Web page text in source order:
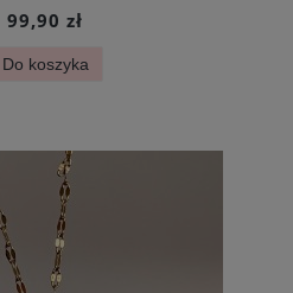
99,90 zł
Do koszyka